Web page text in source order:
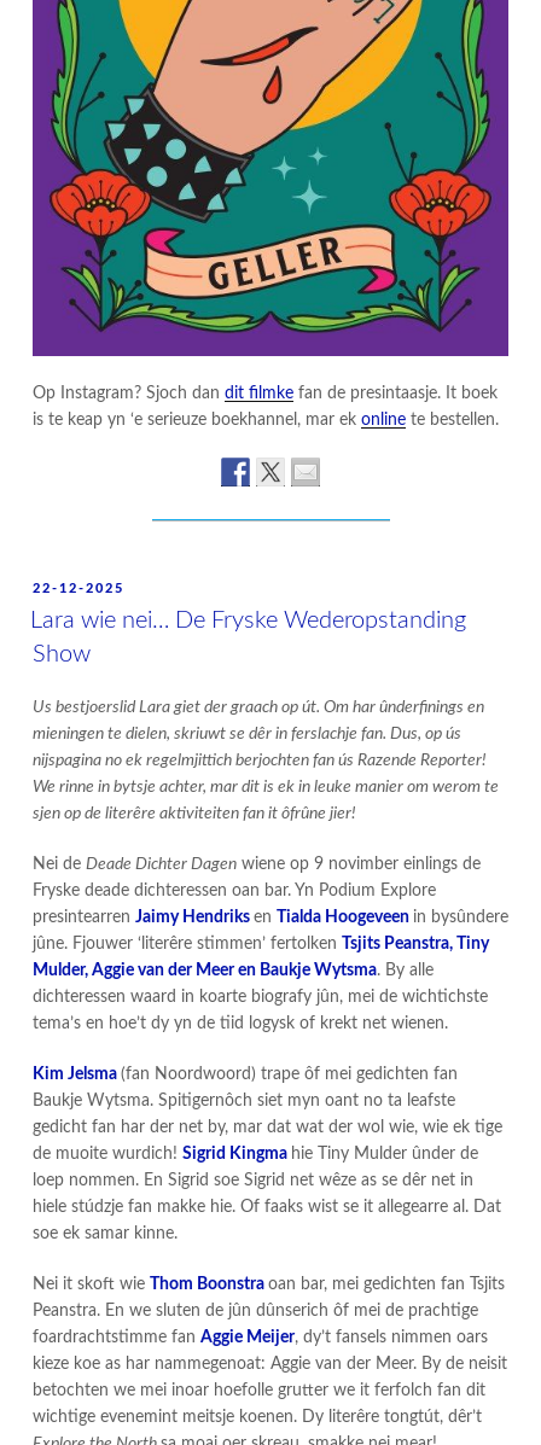
Op Instagram? Sjoch dan dit filmke fan de presintaasje. It boek
is te keap yn ‘e serieuze boekhannel, mar ek online te bestellen.
POSTED
ON
22-12-2025
Lara wie nei… De Fryske Wederopstanding
Show
Us bestjoerslid Lara giet der graach op út. Om har ûnderfinings en
mieningen te dielen, skriuwt se dêr in ferslachje fan. Dus, op ús
nijspagina no ek regelmjittich berjochten fan ús Razende Reporter!
We rinne in bytsje achter, mar dit is ek in leuke manier om werom te
sjen op de literêre aktiviteiten fan it ôfrûne jier!
Nei de Deade Dichter Dagen wiene op 9 novimber einlings de
Fryske deade dichteressen oan bar. Yn Podium Explore
presintearren Jaimy Hendriks en Tialda Hoogeveen in bysûndere
jûne. Fjouwer ‘literêre stimmen’ fertolken Tsjits Peanstra, Tiny
Mulder, Aggie van der Meer en Baukje Wytsma. By alle
dichteressen waard in koarte biografy jûn, mei de wichtichste
tema’s en hoe’t dy yn de tiid logysk of krekt net wienen.
Kim Jelsma (fan Noordwoord) trape ôf mei gedichten fan
Baukje Wytsma. Spitigernôch siet myn oant no ta leafste
gedicht fan har der net by, mar dat wat der wol wie, wie ek tige
de muoite wurdich! Sigrid Kingma hie Tiny Mulder ûnder de
loep nommen. En Sigrid soe Sigrid net wêze as se dêr net in
hiele stúdzje fan makke hie. Of faaks wist se it allegearre al. Dat
soe ek samar kinne.
Nei it skoft wie Thom Boonstra oan bar, mei gedichten fan Tsjits
Peanstra. En we sluten de jûn dûnserich ôf mei de prachtige
foardrachtstimme fan Aggie Meijer, dy’t fansels nimmen oars
kieze koe as har nammegenoat: Aggie van der Meer. By de neisit
betochten we mei inoar hoefolle grutter we it ferfolch fan dit
wichtige evenemint meitsje koenen. Dy literêre tongtút, dêr’t